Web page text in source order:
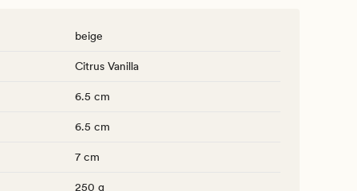
beige
Citrus Vanilla
6.5 cm
6.5 cm
7 cm
250 g